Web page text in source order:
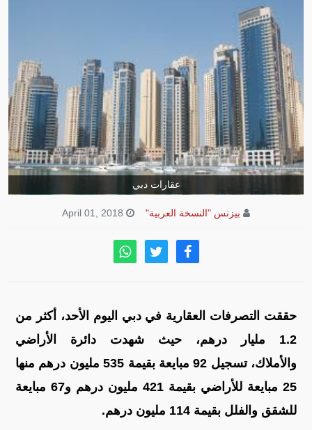
عقارات دبي
بيزنس "النسخة العربية"
حققت التصرفات العقارية في دبي اليوم الأحد، أكثر من
1.2 مليار درهم، حيث شهدت دائرة الأراضي
والأملاك، تسجيل 92 مبايعة بقيمة 535 مليون درهم منها
25 مبايعة للأراضي بقيمة 421 مليون درهم و67 مبايعة
للشقق والفلل بقيمة 114 مليون درهم.